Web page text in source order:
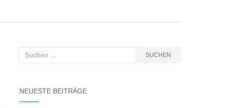
Suchen
SUCHEN
NEUESTE BEITRÄGE